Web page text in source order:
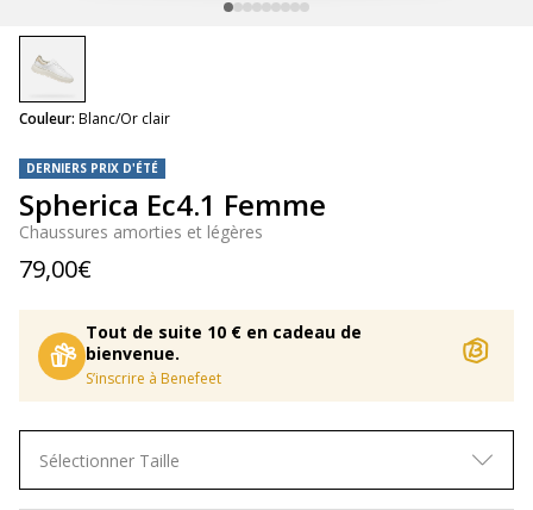
DERNIERS PRIX D'ÉTÉ
Spherica Ec4.1 Femme
Chaussures amorties et légères
79,00€
Tout de suite 10 € en cadeau de
bienvenue.
S’inscrire à Benefeet
Couleur: Blanc/Or clair
selected
Sélectionner Taille